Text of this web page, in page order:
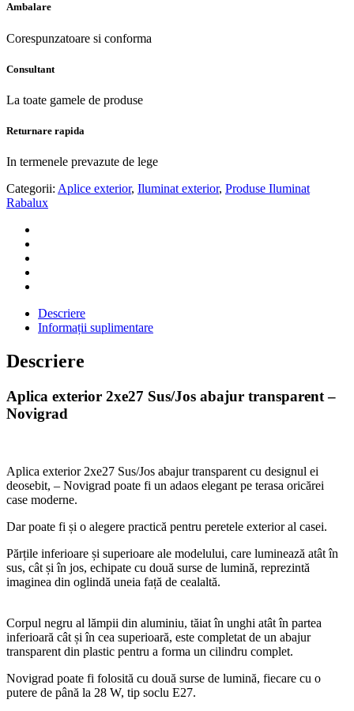
Ambalare
Corespunzatoare si conforma
Consultant
La toate gamele de produse
Returnare rapida
In termenele prevazute de lege
Categorii: Aplice exterior, Iluminat exterior, Produse Iluminat
Rabalux
Descriere
Informații suplimentare
Descriere
Aplica exterior 2xe27 Sus/Jos abajur transparent –
Novigrad
Aplica exterior 2xe27 Sus/Jos abajur transparent cu designul ei
deosebit, – Novigrad poate fi un adaos elegant pe terasa oricărei
case moderne.
Dar poate fi și o alegere practică pentru peretele exterior al casei.
Părțile inferioare și superioare ale modelului, care luminează atât în ​​
sus, cât și în jos, echipate cu două surse de lumină, reprezintă
imaginea din oglindă uneia față de cealaltă.
Corpul negru al lămpii din aluminiu, tăiat în unghi atât în partea
inferioară cât și în cea superioară, este completat de un abajur
transparent din plastic pentru a forma un cilindru complet.
Novigrad poate fi folosită cu două surse de lumină, fiecare cu o
putere de până la 28 W, tip soclu E27.